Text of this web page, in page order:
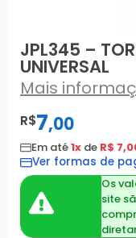
JPL345 –
UNIVERSAL
Mais
R$7,00
Em até1x de R$
Ver formas de
Os
site